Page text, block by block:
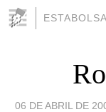
06 DE ABRIL DE